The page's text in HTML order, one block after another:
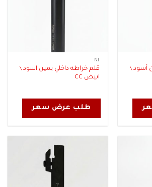
أسود \
NI
قلم خراطه داخلي يمين اسود \
ابيض CC
طلب عرض سعر